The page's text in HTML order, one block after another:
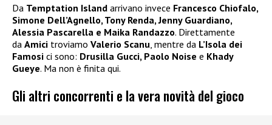
Da Temptation Island arrivano invece Francesco Chiofalo,
Simone Dell’Agnello, Tony Renda, Jenny Guardiano,
Alessia Pascarella e Maika Randazzo. Direttamente
da Amici troviamo Valerio Scanu , mentre da L’Isola dei
Famosi ci sono: Drusilla Gucci, Paolo Noise e Khady
Gueye. Ma non è finita qui.
Gli altri concorrenti e la vera novità del gioco